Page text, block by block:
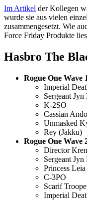
Im Artikel der Kollegen
wurde sie aus vielen
zusammengesetzt. Wie
Force Friday Produkte
Hasbro The
Rogue One Wave
Imperial
Sergeant Jyn
K-2SO
Cassian
Unmasked
Rey (Jakku)
Rogue One Wave
Director
Sergeant
Princess Leia
C-3PO
Scarif
Imperial